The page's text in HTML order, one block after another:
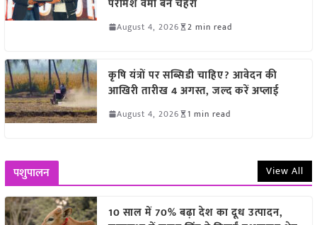
परमिश वर्मा बने चेहरा
August 4, 2026 2 min read
कृषि यंत्रों पर सब्सिडी चाहिए? आवेदन की
आखिरी तारीख 4 अगस्त, जल्द करें अप्लाई
August 4, 2026 1 min read
पशुपालन View All
10 साल में 70% बढ़ा देश का दूध उत्पादन,